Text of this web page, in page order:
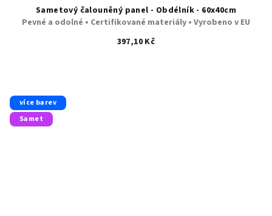
Sametový čalouněný panel - Obdélník - 60x40cm
Pevné a odolné • Certifikované materiály • Vyrobeno v EU
397,10 Kč
více barev
Samet